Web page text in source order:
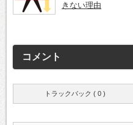
きない理由
コメント
トラックバック ( 0 )